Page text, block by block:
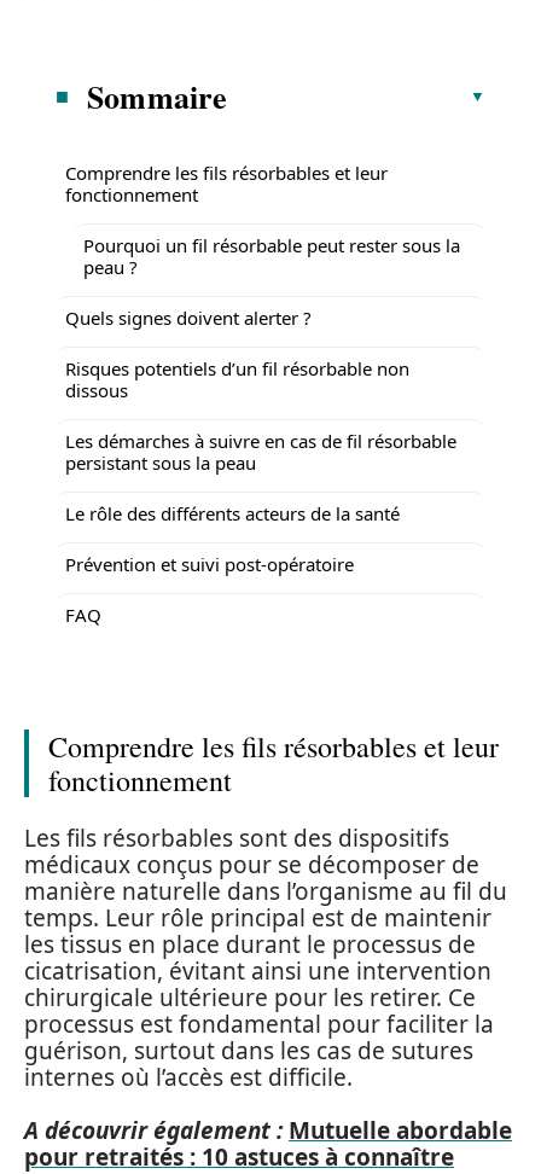
Sommaire
Comprendre les fils résorbables et leur
fonctionnement
Pourquoi un fil résorbable peut rester sous la
peau ?
Quels signes doivent alerter ?
Risques potentiels d’un fil résorbable non
dissous
Les démarches à suivre en cas de fil résorbable
persistant sous la peau
Le rôle des différents acteurs de la santé
Prévention et suivi post-opératoire
FAQ
Comprendre les fils résorbables et leur
fonctionnement
Les fils résorbables sont des dispositifs
médicaux conçus pour se décomposer de
manière naturelle dans l’organisme au fil du
temps. Leur rôle principal est de maintenir
les tissus en place durant le processus de
cicatrisation, évitant ainsi une intervention
chirurgicale ultérieure pour les retirer. Ce
processus est fondamental pour faciliter la
guérison, surtout dans les cas de sutures
internes où l’accès est difficile.
A découvrir également : Mutuelle abordable
pour retraités : 10 astuces à connaître